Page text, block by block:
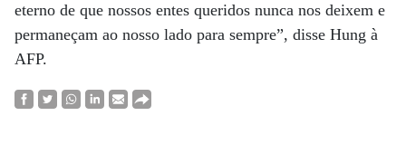
eterno de que nossos entes queridos nunca nos deixem e
permaneçam ao nosso lado para sempre”, disse Hung à
AFP.